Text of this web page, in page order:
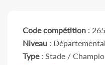
Code compétition :
Niveau : Départemental
Type: Stade /